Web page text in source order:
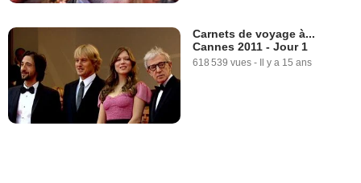
Carnets de voyage à...
Cannes 2011 - Jour 1
618 539 vues - Il y a 15 ans